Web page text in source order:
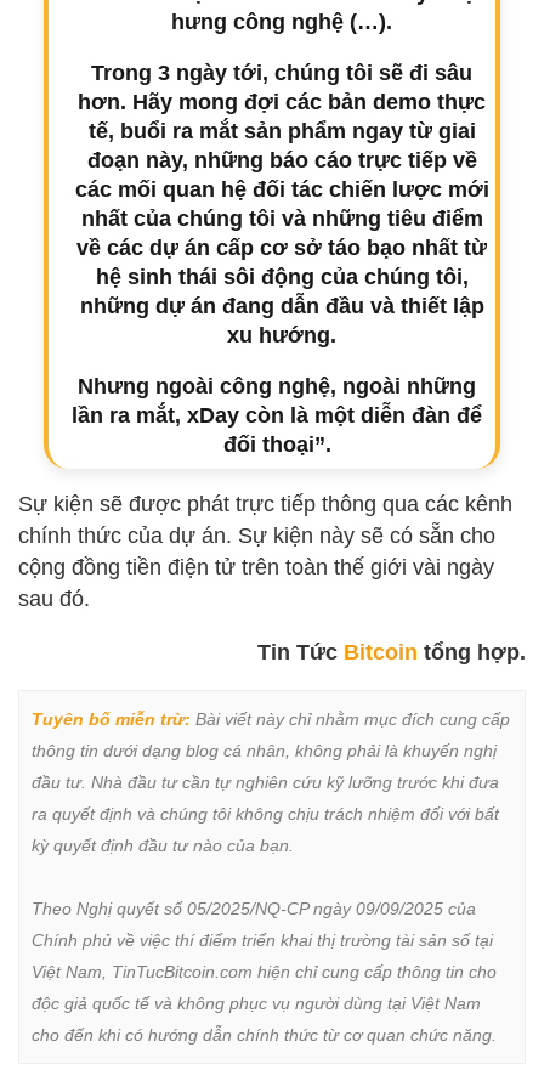
hưng công nghệ (…).
Trong 3 ngày tới, chúng tôi sẽ đi sâu
hơn. Hãy mong đợi các bản demo thực
tế, buổi ra mắt sản phẩm ngay từ giai
đoạn này, những báo cáo trực tiếp về
các mối quan hệ đối tác chiến lược mới
nhất của chúng tôi và những tiêu điểm
về các dự án cấp cơ sở táo bạo nhất từ
hệ sinh thái sôi động của chúng tôi,
những dự án đang dẫn đầu và thiết lập
xu hướng.
Nhưng ngoài công nghệ, ngoài những
lần ra mắt, xDay còn là một diễn đàn để
đối thoại”.
Sự kiện sẽ được phát trực tiếp thông qua các kênh
chính thức của dự án. Sự kiện này sẽ có sẵn cho
cộng đồng tiền điện tử trên toàn thế giới vài ngày
sau đó.
Tin Tức Bitcoin tổng hợp.
Tuyên bố miễn trừ: Bài viết này chỉ nhằm mục đích cung cấp
thông tin dưới dạng blog cá nhân, không phải là khuyến nghị
đầu tư. Nhà đầu tư cần tự nghiên cứu kỹ lưỡng trước khi đưa
ra quyết định và chúng tôi không chịu trách nhiệm đối với bất
kỳ quyết định đầu tư nào của bạn.
Theo Nghị quyết số 05/2025/NQ-CP ngày 09/09/2025 của
Chính phủ về việc thí điểm triển khai thị trường tài sản số tại
Việt Nam, TinTucBitcoin.com hiện chỉ cung cấp thông tin cho
độc giả quốc tế và không phục vụ người dùng tại Việt Nam
cho đến khi có hướng dẫn chính thức từ cơ quan chức năng.